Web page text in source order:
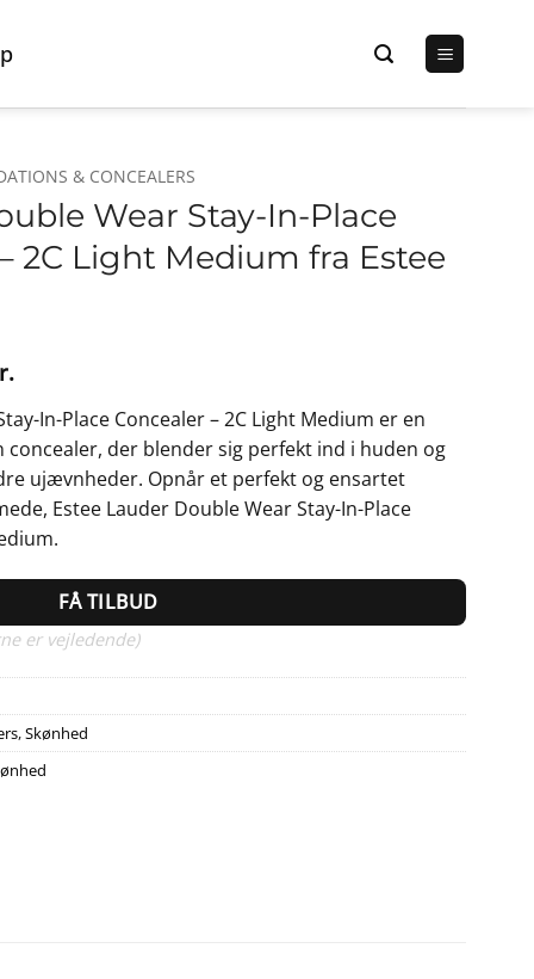
& CONCEALERS
Wear Stay-In-Place
2C Light Medium fra Estee
Den
aktuelle
pris
er:
221,25 kr..
In-Place Concealer – 2C Light Medium er en
der blender sig perfekt ind i huden og
ujævnheder. Opnår et perfekt og ensartet
Estee Lauder Double Wear Stay-In-Place
FÅ TILBUD
er vejledende)
,Skønhed